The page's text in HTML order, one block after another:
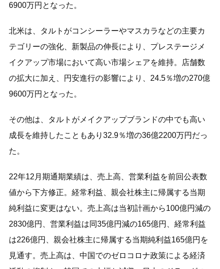
6900万円となった。
北米は、タルトがコンシーラーやマスカラなどの主要カ
テゴリーの強化、新製品の伸長により、プレステージメ
イクアップ市場において高い市場シェアを維持。店舗数
の拡大に加え、円安進行の影響により、24.5％増の270億
9600万円となった。
その他は、タルトがメイクアップブランドの中でも高い
成長を維持したこともあり32.9％増の36億2200万円だっ
た。
22年12月期通期業績は、売上高、営業利益を前回公表数
値から下方修正。経常利益、親会社株主に帰属する当期
純利益に変更はない。売上高は当初計画から100億円減の
2830億円、営業利益は同35億円減の165億円、経常利益
は226億円、親会社株主に帰属する当期純利益165億円を
見通す。売上高は、中国でのゼロコロナ政策による経済